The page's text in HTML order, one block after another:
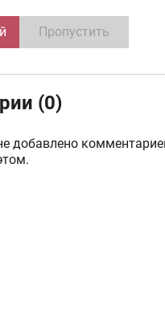
Пропустить
(0)
добавлено